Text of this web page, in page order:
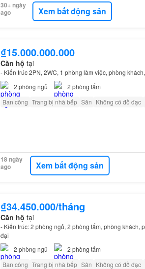
30+ ngày
ago
Xem bất động sản
₫15.000.000.000
Căn hộ tại
- Kiến trúc 2PN, 2WC, 1 phòng làm việc, phòng
2 phòng ngủ 2 phòng tắm
Ban công Trang bị nhà bếp Sân Không có đồ đạc
18 ngày
ago
Xem bất động sản
₫34.450.000/tháng
Căn hộ tại
- Kiến trúc: 2 phòng ngủ, 2 phòng tắm, phòng khách,
đại
2 phòng ngủ 2 phòng tắm
Ban công Trang bị nhà bếp Sân Không có đồ đạc